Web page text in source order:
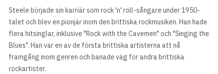
Steele började sin karriär som rock 'n' roll-sångare under 1950-
talet och blev en pionjär inom den brittiska rockmusiken. Han hade
flera hitsinglar, inklusive "Rock with the Cavemen" och "Singing the
Blues". Han var en av de första brittiska artisterna att nå
framgång inom genren och banade väg för andra brittiska
rockartister.